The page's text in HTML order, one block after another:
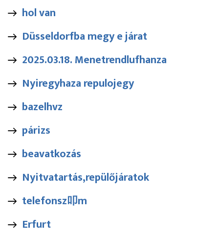
hol van
Düsseldorfba megy e járat
2025.03.18. Menetrendlufhanza
Nyiregyhaza repulojegy
bazelhvz
párizs
beavatkozás
Nyitvatartás,repülőjáratok
telefonsz叩m
Erfurt